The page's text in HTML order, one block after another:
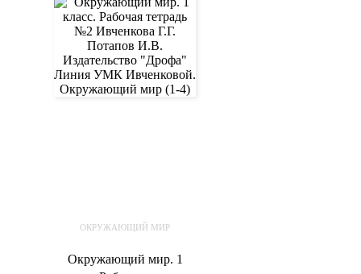
ОКРУЖАЮЩИЙ МИР
Окружающий мир. 1